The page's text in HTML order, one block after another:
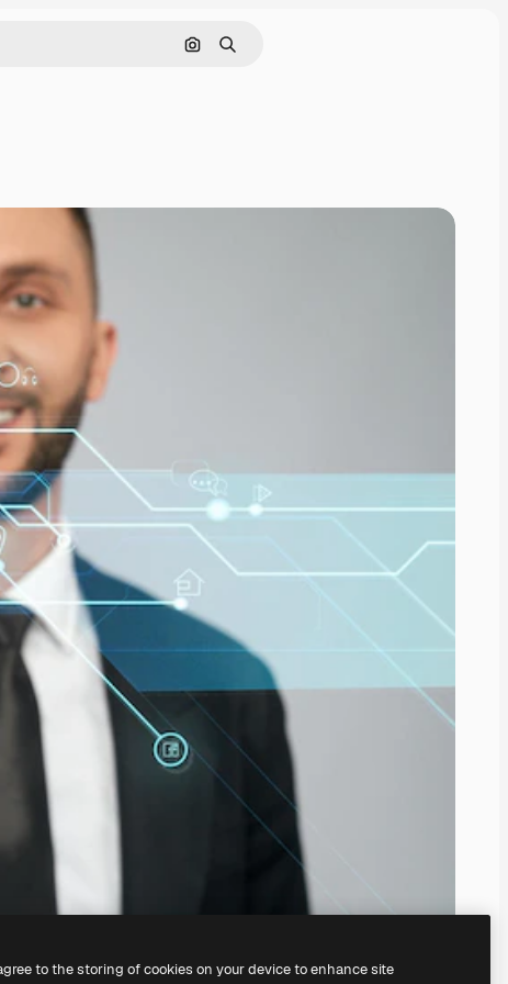
Cerca per immagine
Ricerca
to the storing of cookies on your device to enhance site